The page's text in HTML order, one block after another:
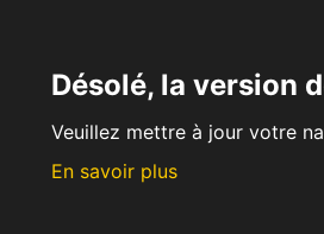
Désolé, la version
Veuillez mettre à jour votre
En savoir plus